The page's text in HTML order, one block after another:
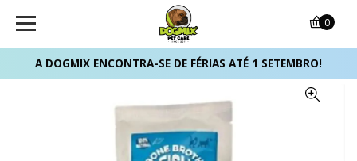
A DOGMIX ENCONTRA-SE DE FÉRIAS ATÉ 1 SETEMBRO!
0